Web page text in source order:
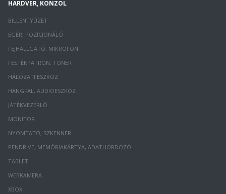
HARDVER, KONZOL
BILLENTYŰZET
EGÉR, POZÍCIONÁLÓ
FEJHALLGATÓ, MIKROFON
FESTÉKPATRON, TONER
HÁLÓZATI ESZKÖZ
HANGFAL, AUDIOESZKÖZ
JÁTÉKVEZÉRLŐ
MONITOR
NYOMTATÓ, SZKENNER
PENDRIVE, MEMÓRIAKÁRTYA, ADATHORDOZÓ
TABLET
WEBKAMERA
XBOX